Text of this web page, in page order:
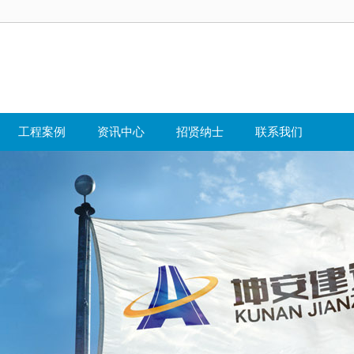
工程案例 资讯中心 招贤纳士 联系我们